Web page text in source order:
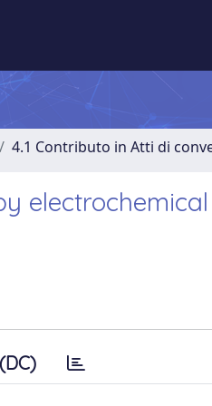
4.1 Contributo in Atti di